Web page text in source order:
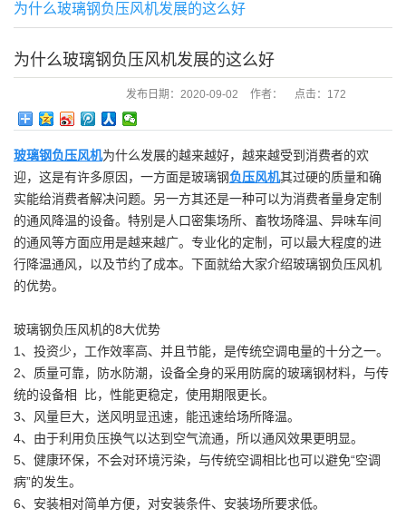
为什么玻璃钢负压风机发展的这么好
为什么玻璃钢负压风机发展的这么好
发布日期： 2020-09-02 作者： 点击： 172
玻璃钢负压风机为什么发展的越来越好，越来越受到消费者的欢
迎，这是有许多原因，一方面是玻璃钢负压风机其过硬的质量和确
实能给消费者解决问题。另一方其还是一种可以为消费者量身定制
的通风降温的设备。特别是人口密集场所、畜牧场降温、异味车间
的通风等方面应用是越来越广。专业化的定制，可以最大程度的进
行降温通风，以及节约了成本。下面就给大家介绍玻璃钢负压风机
的优势。
玻璃钢负压风机的8大优势
1、投资少，工作效率高、并且节能，是传统空调电量的十分之一。
2、质量可靠，防水防潮，设备全身的采用防腐的玻璃钢材料，与传
统的设备相 比，性能更稳定，使用期限更长。
3、风量巨大，送风明显迅速，能迅速给场所降温。
4、由于利用负压换气以达到空气流通，所以通风效果更明显。
5、健康环保，不会对环境污染，与传统空调相比也可以避免“空调
病”的发生。
6、安装相对简单方便，对安装条件、安装场所要求低。